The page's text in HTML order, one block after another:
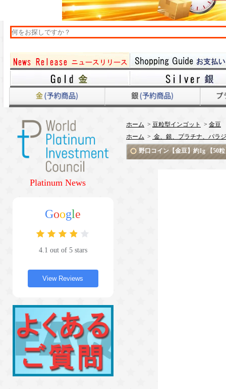
Platinum News
Google
4.1 out of 5 stars
View Reviews
ホーム > 豆粒型インゴット > 金豆
ホーム > 金、銀、プラチナ、パラ
野口コイン【金豆】約1g 【50